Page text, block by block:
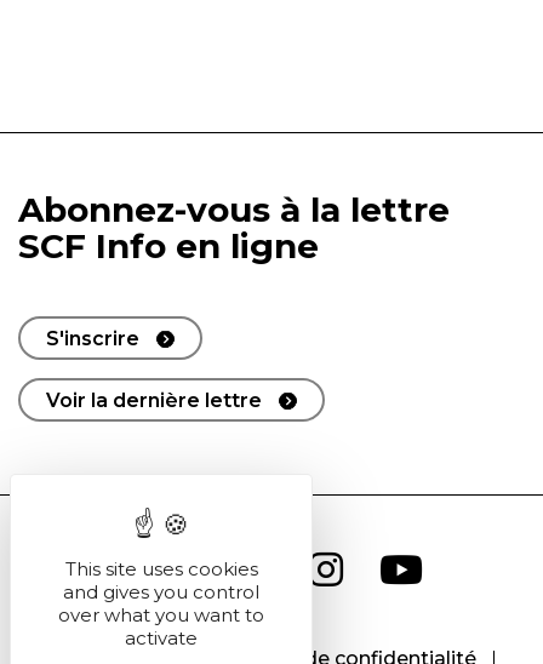
Abonnez-vous à la lettre
SCF Info en ligne
S'inscrire
Voir la dernière lettre
Politique de confidentialité
This site uses cookies
and gives you control
over what you want to
activate